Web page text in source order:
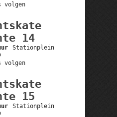
volgen
14
Stationplein
volgen
15
Stationplein